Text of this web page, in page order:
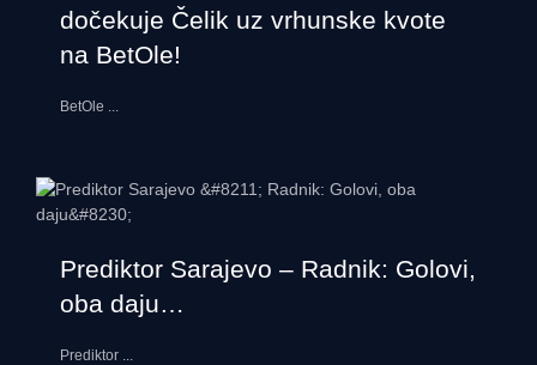
dočekuje Čelik uz vrhunske kvote
na BetOle!
BetOle ...
Prediktor Sarajevo – Radnik: Golovi,
oba daju…
Prediktor ...